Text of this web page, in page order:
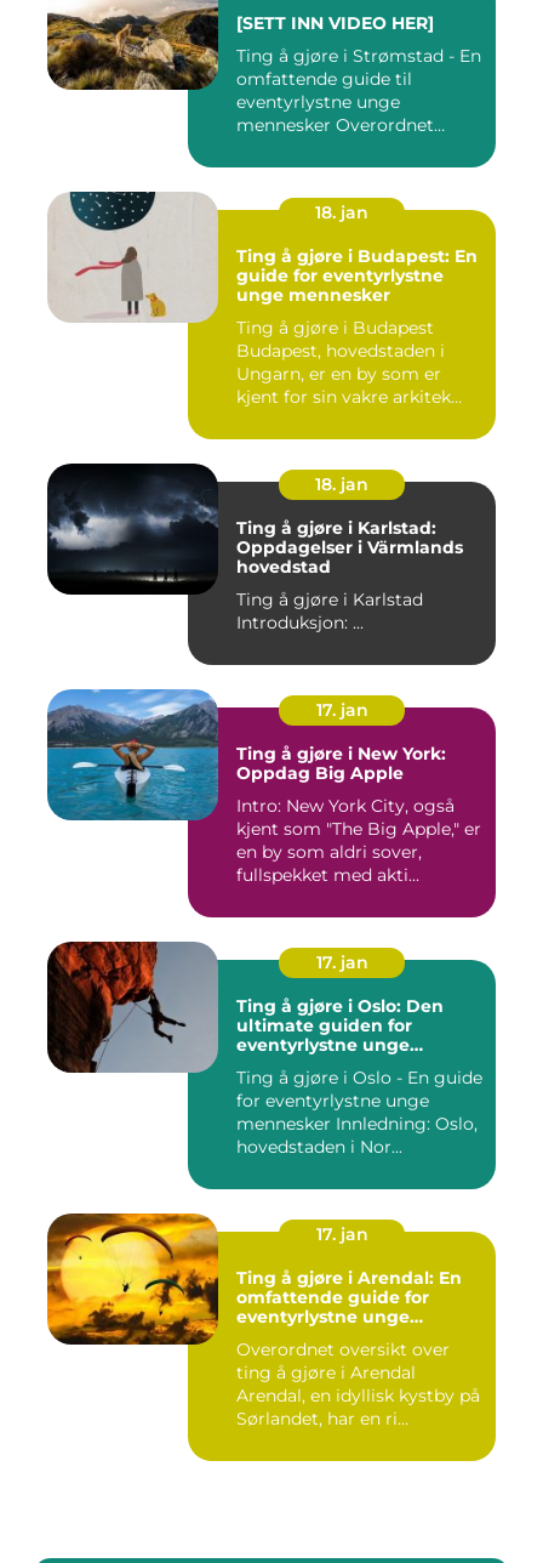
[SETT INN VIDEO HER]
Ting å gjøre i Strømstad - En
omfattende guide til
eventyrlystne unge
mennesker Overordnet
18. jan
Ting å gjøre i Budapest: En
guide for eventyrlystne
unge mennesker
Ting å gjøre i Budapest
Budapest, hovedstaden i
Ungarn, er en by som er
kjent for sin vakre arkitek...
18. jan
Ting å gjøre i Karlstad:
Oppdagelser i Värmlands
hovedstad
Ting å gjøre i Karlstad
Introduksjon: ...
17. jan
Ting å gjøre i New York:
Oppdag Big Apple
Intro: New York City, også
kjent som "The Big Apple," er
en by som aldri sover,
fullspekket med akti...
17. jan
Ting å gjøre i Oslo: Den
ultimate guiden for
eventyrlystne unge
Ting å gjøre i Oslo - En guide
for eventyrlystne unge
mennesker Innledning: Oslo,
hovedstaden i Nor...
17. jan
Ting å gjøre i Arendal: En
omfattende guide for
eventyrlystne unge
Overordnet oversikt over
ting å gjøre i Arendal
Arendal, en idyllisk kystby på
Sørlandet, har en ri...